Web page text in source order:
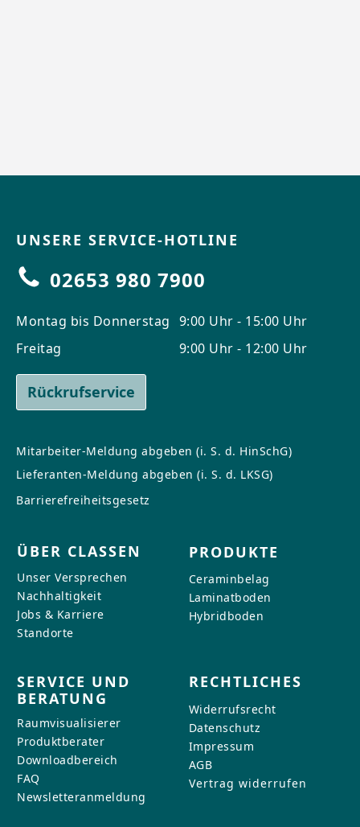
UNSERE SERVICE-HOTLINE
02653 980 7900
Montag bis Donnerstag
Freitag
9:00 Uhr - 15:00 Uhr
9:00 Uhr - 12:00 Uhr
Rückrufservice
Mitarbeiter-Meldung abgeben (i. S. d. HinSchG)
Lieferanten-Meldung abgeben (i. S. d. LKSG)
Barrierefreiheitsgesetz
ÜBER CLASSEN
Unser Versprechen
Nachhaltigkeit
Jobs & Karriere
Standorte
PRODUKTE
Ceraminbelag
Laminatboden
Hybridboden
SERVICE UND
BERATUNG
Raumvisualisierer
Produktberater
Downloadbereich
FAQ
Newsletteranmeldung
RECHTLICHES
Widerrufsrecht
Datenschutz
Impressum
AGB
Vertrag widerrufen